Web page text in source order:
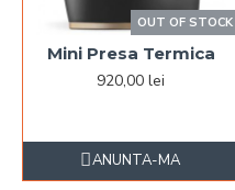
OUT OF STOCK
Mini Presa Termica
920,00 lei
ANUNTA-MA